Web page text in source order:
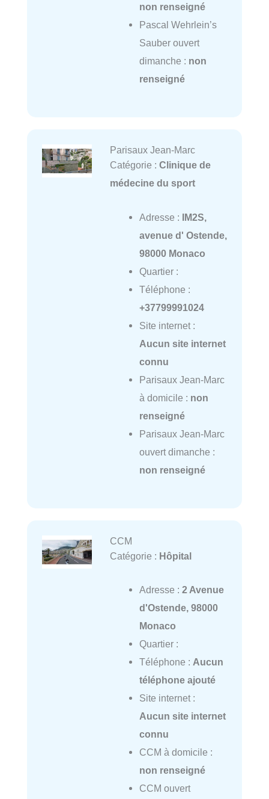
non renseigné
Pascal Wehrlein’s
Sauber ouvert
dimanche : non
renseigné
Parisaux Jean-Marc
Catégorie : Clinique de
médecine du sport
Adresse : IM2S,
avenue d' Ostende,
98000 Monaco
Quartier :
Téléphone :
+37799991024
Site internet :
Aucun site internet
connu
Parisaux Jean-Marc
à domicile : non
renseigné
Parisaux Jean-Marc
ouvert dimanche :
non renseigné
CCM
Catégorie : Hôpital
Adresse : 2 Avenue
d'Ostende, 98000
Monaco
Quartier :
Téléphone : Aucun
téléphone ajouté
Site internet :
Aucun site internet
connu
CCM à domicile :
non renseigné
CCM ouvert